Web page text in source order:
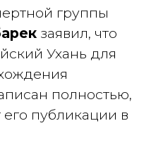
группы
заявил, что
Ухань для
полностью,
публикации в